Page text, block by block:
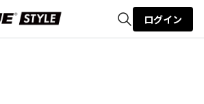
ログイン